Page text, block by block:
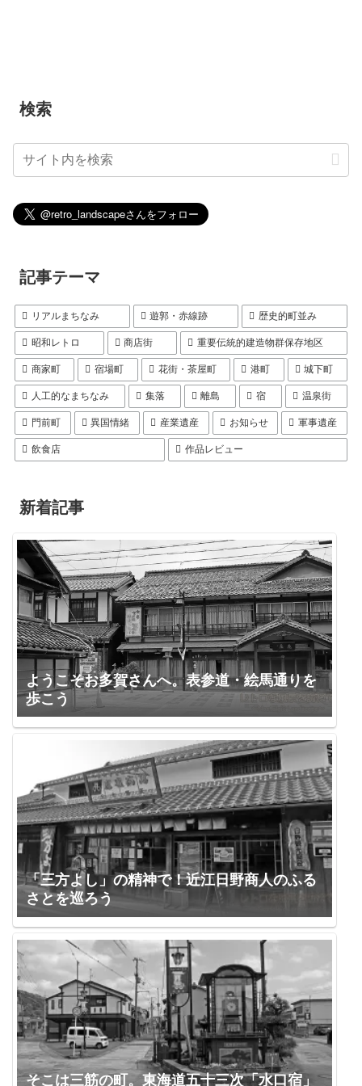
検索
記事テーマ
リアルまちなみ 遊郭・赤線跡 歴史的町並み
昭和レトロ 商店街 重要伝統的建造物群保存地区
商家町 宿場町 花街・茶屋町 港町 城下町
人工的なまちなみ 集落 離島 宿 温泉街
門前町 異国情緒 産業遺産 お知らせ 軍事遺産
飲食店 作品レビュー
新着記事
ようこそお多賀さんへ。表参道・絵馬通りを
歩こう
「三方よし」の精神で！近江日野商人のふる
さとを巡ろう
そこは三筋の町。東海道五十三次「水口宿」